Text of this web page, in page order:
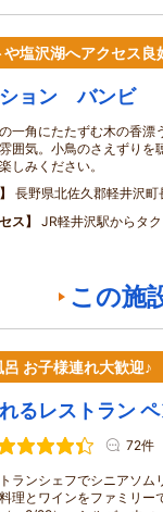
塩沢湖へアクセス良
ョン バンビ
一角にたたずむ木の香漂
囲気。小鳥のさえずりを
しみください。
長野県北佐久郡軽井沢
ス
JR軽井沢駅からタ
この施
お子様連れ大歓迎♪
るレストラン
72件
ランシェフでシニアソム
理とワインをファミリ